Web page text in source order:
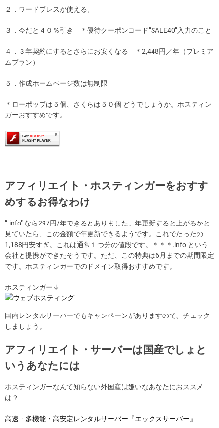
２．ワードプレスが使える。
３．今だと４０％引き ＊優待クーポンコード”SALE40”入力のこと
４．３年契約にするとさらにお安くなる ＊2,448円／年（プレミア
ムプラン）
５．作成ホームページ数は無制限
＊ローポップは５個、さくらは５０個 どうでしょうか。ホスティン
ガーおすすめです。
アフィリエイト・ホスティンガーをおすす
めするお得なわけ
”.info” なら297円/年できるとありました。年更新すると上がるかと
見ていたら、この金額で年更新できるようです。これでたったの
1,188円安すぎ。これは通常１つ分の値段です。＊＊＊.info という
会社と提携ができたそうです。ただ、この特典は6月までの期間限定
です。ホスティンガーでのドメイン取得おすすめです。
ホスティンガー↓
国内レンタルサーバーでもキャンペーンがありますので、チェック
しましょう。
アフィリエイト・サーバーは国産でしょと
いうあなたには
ホスティンガーなんて知らない外国産は嫌いなあなたにおススメ
は？
高速・多機能・高安定レンタルサーバー『エックスサーバー』